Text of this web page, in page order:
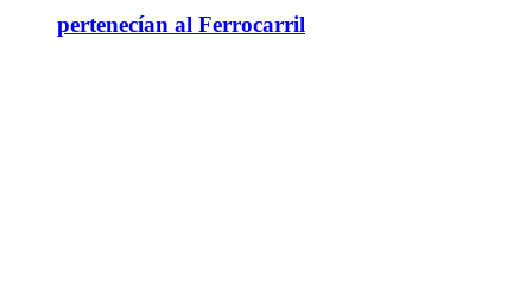
pertenecían al Ferrocarril